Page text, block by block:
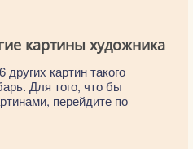
картины художника
картин такого
Для того, что бы
перейдите по